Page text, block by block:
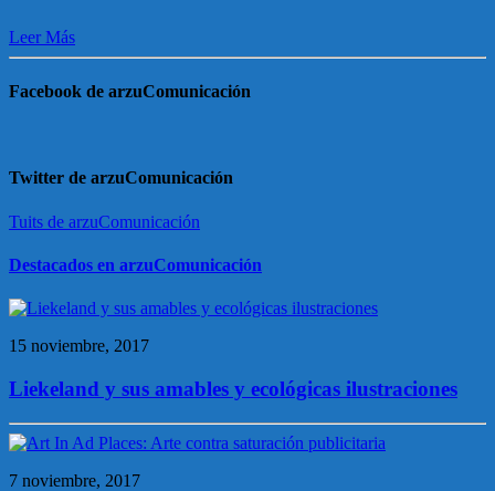
Leer Más
Facebook de arzuComunicación
Twitter de arzuComunicación
Tuits de arzuComunicación
Destacados en arzuComunicación
15 noviembre, 2017
Liekeland y sus amables y ecológicas ilustraciones
7 noviembre, 2017